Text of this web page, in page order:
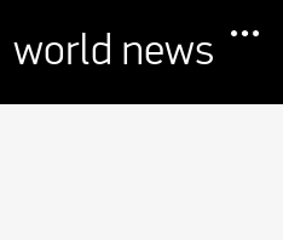
world news